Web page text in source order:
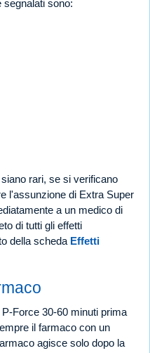
segnalati sono:
rari, se si verificano
l'assunzione di Extra Super
a un medico di
di tutti gli effetti
della scheda Effetti
Force 30-60 minuti prima
il farmaco con un
agisce solo dopo la